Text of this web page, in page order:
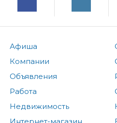
Афиша
Компании
Объявления
Работа
Недвижимость